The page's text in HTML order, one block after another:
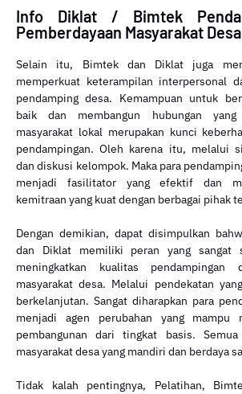
Info Diklat / Bimtek
Pemberdayaan Masyarakat Desa
Selain itu, Bimtek dan Diklat juga
memperkuat keterampilan interpersonal
pendamping desa. Kemampuan untuk
baik dan membangun hubungan yang
masyarakat lokal merupakan kunci
pendampingan. Oleh karena itu, melalui
dan diskusi kelompok. Maka para
menjadi fasilitator yang efektif dan
kemitraan yang kuat dengan berbagai pihak
Dengan demikian, dapat disimpulkan
dan Diklat memiliki peran yang sangat
meningkatkan kualitas pendampingan
masyarakat desa. Melalui pendekatan
berkelanjutan. Sangat diharapkan para
menjadi agen perubahan yang mampu
pembangunan dari tingkat basis.
masyarakat desa yang mandiri dan berdaya
Tidak kalah pentingnya, Pelatihan,